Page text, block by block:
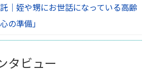
｜姪や甥にお世話になっている高齢
の準備」
タビュー